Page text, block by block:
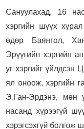
Сануулахад, 16
хэргийн шүүх
өдөр Баянгол,
Эрүүгийн хэргийн
уг хэргийг үйлдсэн
ял оноож, хэргийн
Э.Ган-Эрдэнэ, мөн
насанд хүрээгүй
хэрэгсэхгүй болгож